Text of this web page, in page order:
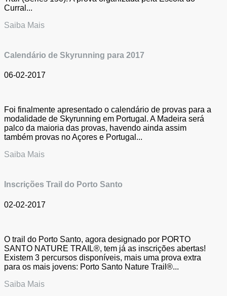
Curral...
Saiba Mais
Calendário de Skyrunning para 2017
06-02-2017
Foi finalmente apresentado o calendário de provas para a
modalidade de Skyrunning em Portugal. A Madeira será
palco da maioria das provas, havendo ainda assim
também provas no Açores e Portugal...
Saiba Mais
Inscrições Trail do Porto Santo
02-02-2017
O trail do Porto Santo, agora designado por PORTO
SANTO NATURE TRAIL®, tem já as inscrições abertas!
Existem 3 percursos disponíveis, mais uma prova extra
para os mais jovens: Porto Santo Nature Trail®...
Saiba Mais